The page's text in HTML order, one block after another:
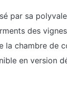
par sa
des
la chambre de
en version